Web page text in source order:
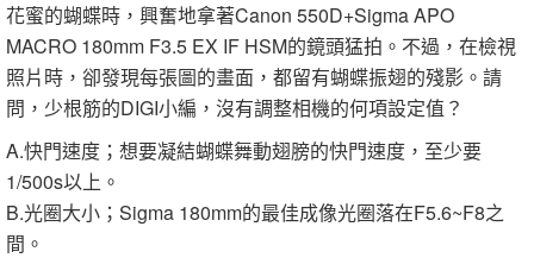
花蜜的蝴蝶時，興奮地拿著Canon 550D+Sigma APO
MACRO 180mm F3.5 EX IF HSM的鏡頭猛拍。不過，在檢視
照片時，卻發現每張圖的畫面，都留有蝴蝶振翅的殘影。請
問，少根筋的DIGI小編，沒有調整相機的何項設定值？
A.快門速度；想要凝結蝴蝶舞動翅膀的快門速度，至少要
1/500s以上。
B.光圈大小；Sigma 180mm的最佳成像光圈落在F5.6~F8之
間。